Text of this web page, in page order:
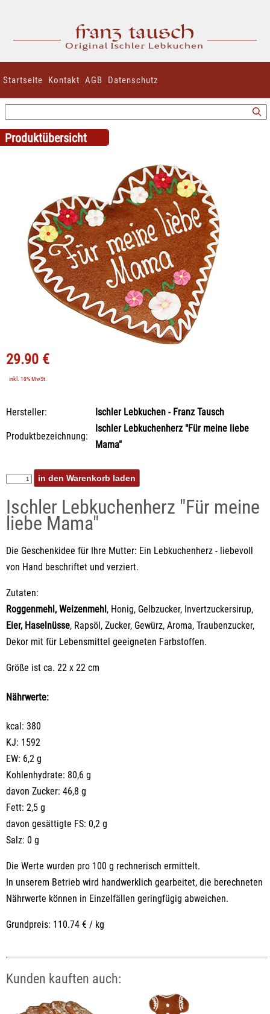
Startseite Kontakt AGB Datenschutz
Produktübersicht
29.90 €
inkl. 10% MwSt.
Hersteller: Ischler Lebkuchen - Franz Tausch
Produktbezeichnung:
Ischler Lebkuchenherz "Für meine liebe
Mama"
Ischler Lebkuchenherz "Für meine
liebe Mama"
Die Geschenkidee für Ihre Mutter: Ein Lebkuchenherz - liebevoll
von Hand beschriftet und verziert.
Zutaten:
Roggenmehl, Weizenmehl , Honig, Gelbzucker, Invertzuckersirup,
Eier, Haselnüsse, Rapsöl, Zucker, Gewürz, Aroma, Traubenzucker,
Dekor mit für Lebensmittel geeigneten Farbstoffen.
Größe ist ca. 22 x 22 cm
Nährwerte:
kcal: 380
KJ: 1592
EW: 6,2 g
Kohlenhydrate: 80,6 g
davon Zucker: 46,8 g
Fett: 2,5 g
davon gesättigte FS: 0,2 g
Salz: 0 g
Die Werte wurden pro 100 g rechnerisch ermittelt.
In unserem Betrieb wird handwerklich gearbeitet, die berechneten
Nährwerte können in Einzelfällen geringfügig abweichen.
Grundpreis: 110.74 € / kg
Kunden kauften auch: